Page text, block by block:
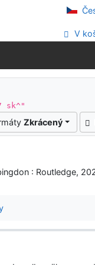
V
sk^"
Zkrácený
: Routledge,